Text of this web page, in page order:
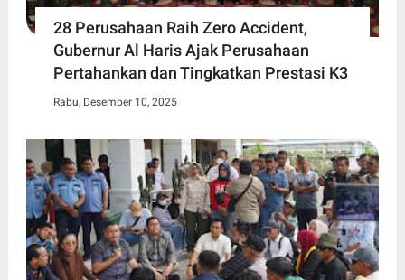
28 Perusahaan Raih Zero Accident,
Gubernur Al Haris Ajak Perusahaan
Pertahankan dan Tingkatkan Prestasi K3
Rabu, Desember 10, 2025